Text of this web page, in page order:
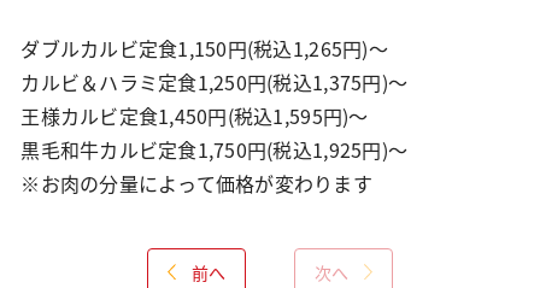
ダブルカルビ定食1,150円(税込1,265円)～
カルビ＆ハラミ定食1,250円(税込1,375円)～
王様カルビ定食1,450円(税込1,595円)～
黒毛和牛カルビ定食1,750円(税込1,925円)～
※お肉の分量によって価格が変わります
前へ 次へ